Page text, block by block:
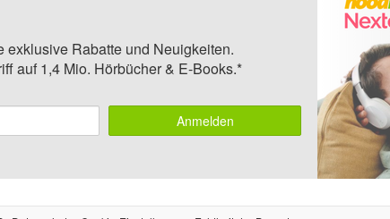
Rabatte und Neuigkeiten.
auf 1,4 Mio. Hörbücher & E-Books.*
Anmelden